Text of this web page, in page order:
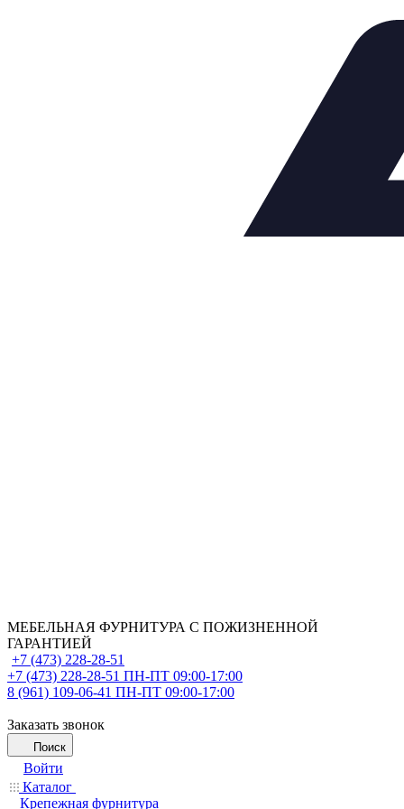
МЕБЕЛЬНАЯ ФУРНИТУРА С ПОЖИЗНЕННОЙ
ГАРАНТИЕЙ
+7 (473) 228-28-51
+7 (473) 228-28-51 ПН-ПТ 09:00-17:00
8 (961) 109-06-41 ПН-ПТ 09:00-17:00
Заказать звонок
Поиск
Войти
Каталог
Крепежная фурнитура